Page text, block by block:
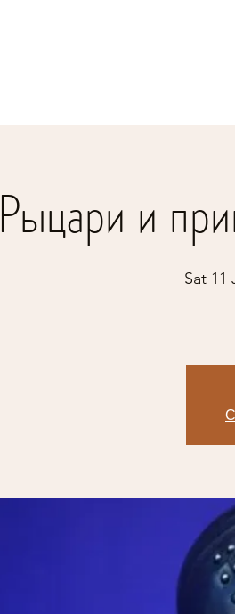
Рыцари и
Sat 11